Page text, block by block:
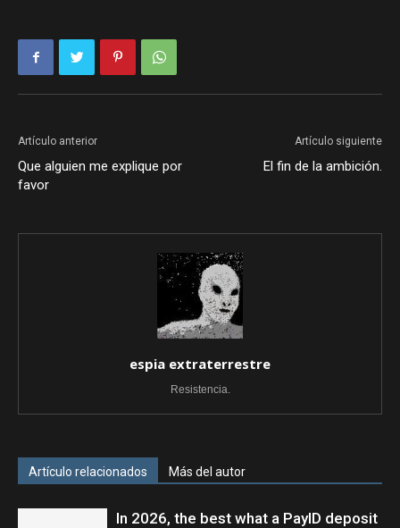
Artículo anterior
Que alguien me explique por
favor
Artículo siguiente
El fin de la ambición.
espia extraterrestre
Resistencia.
Artículo relacionados Más del autor
In 2026, the best what a PayID deposit